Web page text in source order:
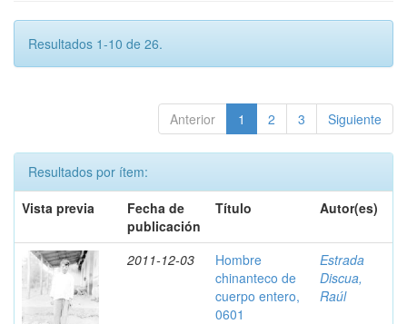
Resultados 1-10 de 26.
Anterior 1 2 3 Siguiente
Resultados por ítem:
Vista previa
Fecha de
publicación
Título Autor(es)
2011-12-03
Hombre
chinanteco de
cuerpo entero,
0601
Estrada
Discua,
Raúl